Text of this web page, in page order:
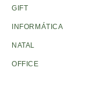
GIFT
INFORMÁTICA
NATAL
OFFICE